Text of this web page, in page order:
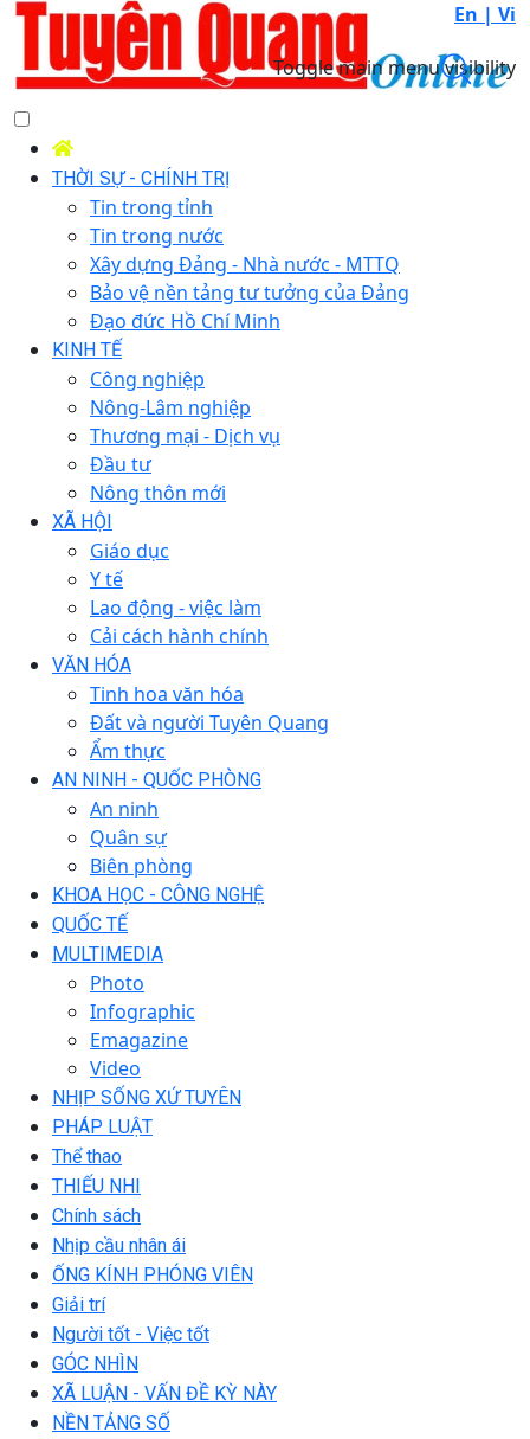
En | Vi
Toggle main menu visibility
THỜI SỰ - CHÍNH TRỊ
Tin trong tỉnh
Tin trong nước
Xây dựng Đảng - Nhà nước - MTTQ
Bảo vệ nền tảng tư tưởng của Đảng
Đạo đức Hồ Chí Minh
KINH TẾ
Công nghiệp
Nông-Lâm nghiệp
Thương mại - Dịch vụ
Đầu tư
Nông thôn mới
XÃ HỘI
Giáo dục
Y tế
Lao động - việc làm
Cải cách hành chính
VĂN HÓA
Tinh hoa văn hóa
Đất và người Tuyên Quang
Ẩm thực
AN NINH - QUỐC PHÒNG
An ninh
Quân sự
Biên phòng
KHOA HỌC - CÔNG NGHỆ
QUỐC TẾ
MULTIMEDIA
Photo
Infographic
Emagazine
Video
NHỊP SỐNG XỨ TUYÊN
PHÁP LUẬT
Thể thao
THIẾU NHI
Chính sách
Nhịp cầu nhân ái
ỐNG KÍNH PHÓNG VIÊN
Giải trí
Người tốt - Việc tốt
GÓC NHÌN
XÃ LUẬN - VẤN ĐỀ KỲ NÀY
NỀN TẢNG SỐ